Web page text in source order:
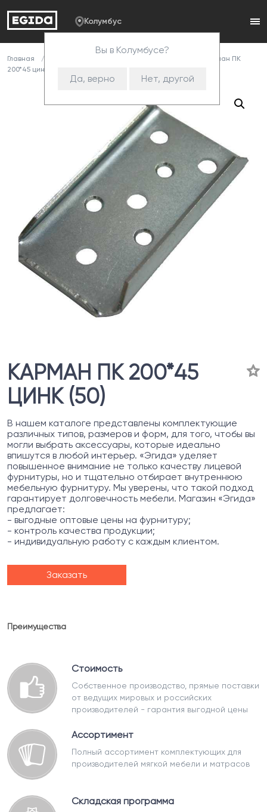
Колумбус
Вы в Колумбусе?
Да, верно Нет, другой
Главная
Карман ПК
200*45 цинк (50)
КАРМАН ПК 200*45
ЦИНК (50)
В нашем каталоге представлены комплектующие
различных типов, размеров и форм, для того, чтобы вы
могли выбрать аксессуары, которые идеально
впишутся в любой интерьер. «Эгида» уделяет
повышенное внимание не только качеству лицевой
фурнитуры, но и тщательно отбирает внутреннюю
мебельную фурнитуру. Мы уверены, что такой подход
гарантирует долговечность мебели. Магазин «Эгида»
предлагает:
- выгодные оптовые цены на фурнитуру;
- контроль качества продукции;
- индивидуальную работу с каждым клиентом.
Заказать
Преимущества
Стоимость
Собственное производство, прямые поставки
от ведущих мировых и российских
производителей - гарантия выгодной цены
Ассортимент
Полный ассортимент комплектующих для
производителей мягкой мебели и матрасов
Складская программа